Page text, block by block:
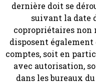
dernière doit se
suivant la date
copropriétaires non
disposent
comptes, soit en
avec autorisation,
dans les bureaux